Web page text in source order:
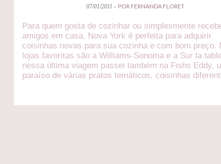
07/01/2011 - POR FERNANDA FLORET
Para quem gosta de cozinhar ou simplesmente
amigos em casa, Nova York é perfeita para adquirir
coisinhas novas para sua cozinha e com bom preço.
lojas favoritas são a Williams-Sonoma e a Sur la
nessa última viagem passei também na Fishs Eddy,
paraíso de várias pratos temáticos, coisinhas